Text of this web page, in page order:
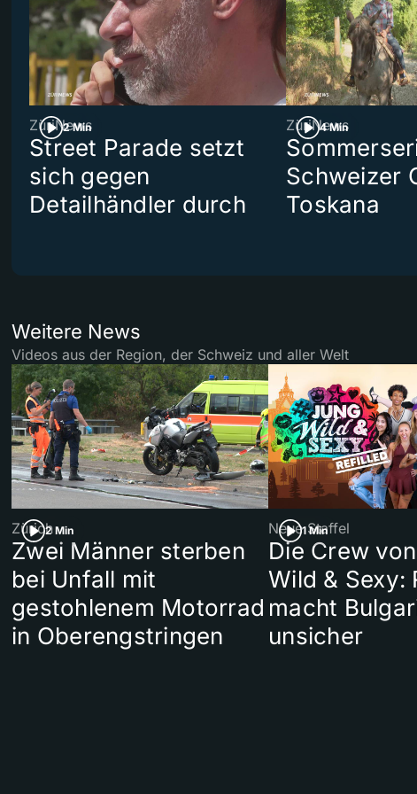
2 Min
ZüriNews
Street Parade setzt
sich gegen
Detailhändler durch
4 Min
ZüriNews
Schweizer
Toskana
Weitere News
Videos aus der Region, der Schweiz und aller Welt
2 Min
Zürich
Zwei Männer sterben
bei Unfall mit
gestohlenem Motorrad
in Oberengstringen
1 Min
Neue Staffel
Die Crew
Wild & Sexy:
macht
unsicher